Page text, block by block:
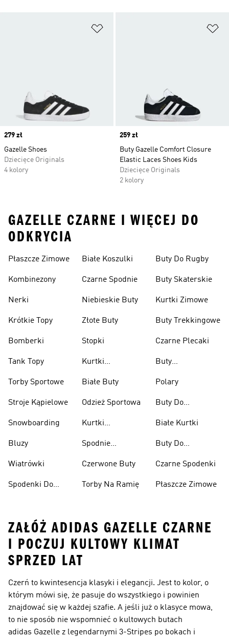
Price
279 zł
Gazelle Shoes
Dziecięce Originals
4 kolory
Price
259 zł
Buty Gazelle Comfort Closure
Elastic Laces Shoes Kids
Dziecięce Originals
2 kolory
GAZELLE CZARNE I WIĘCEJ DO
ODKRYCIA
Płaszcze Zimowe
Kombinezony
Nerki
Krótkie Topy
Bomberki
Tank Topy
Torby Sportowe
Stroje Kąpielowe
Snowboarding
Bluzy
Wiatrówki
Spodenki Do
Białe Koszulki
Czarne Spodnie
Niebieskie Buty
Złote Buty
Stopki
Kurtki
Białe Buty
Odzież Sportowa
Kurtki
Spodnie
Czerwone Buty
Torby Na Ramię
Buty Do Rugby
Buty Skaterskie
Kurtki Zimowe
Buty Trekkingowe
Czarne Plecaki
Buty
Polary
Buty Do
Ciężarów
Białe Kurtki
Buty Do
Czarne Spodenki
Płaszcze Zimowe
ZAŁÓŻ ADIDAS GAZELLE CZARNE
I POCZUJ KULTOWY KLIMAT
SPRZED LAT
Czerń to kwintesencja klasyki i elegancji. Jest to kolor, o
którym mówi się, że pasuje do wszystkiego i powinien
znajdować się w każdej szafie. A jeśli już o klasyce mowa,
to nie sposób nie wspomnieć o kultowych butach
adidas Gazelle z legendarnymi 3-Stripes po bokach i